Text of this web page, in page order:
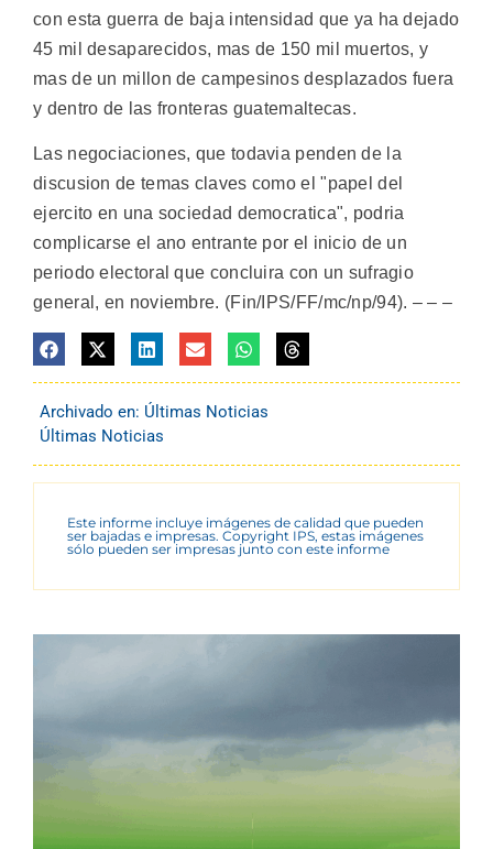
con esta guerra de baja intensidad que ya ha dejado
45 mil desaparecidos, mas de 150 mil muertos, y
mas de un millon de campesinos desplazados fuera
y dentro de las fronteras guatemaltecas.
Las negociaciones, que todavia penden de la
discusion de temas claves como el "papel del
ejercito en una sociedad democratica", podria
complicarse el ano entrante por el inicio de un
periodo electoral que concluira con un sufragio
general, en noviembre. (Fin/IPS/FF/mc/np/94). – – –
Archivado en: Últimas Noticias
Últimas Noticias
Este informe incluye imágenes de calidad que pueden
ser bajadas e impresas. Copyright IPS, estas imágenes
sólo pueden ser impresas junto con este informe